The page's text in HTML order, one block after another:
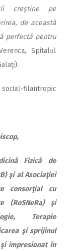
creştine pe
de această
perfectă pentru
Spitalul
social-filantropic
Fizică de
şi al Asociaţiei
consorţial cu
(RoSNeRa) şi
Terapie
şi sprijinul
impresionat în